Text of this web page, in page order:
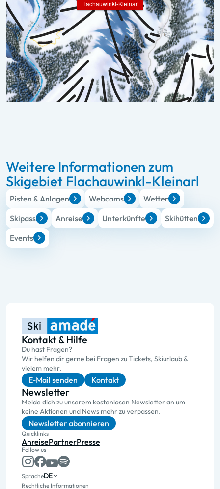
Weitere Informationen zum
Skigebiet Flachauwinkl-Kleinarl
Pisten & Anlagen Webcams
Wetter
Skipass
Anreise Unterkünfte
Skihütten
Events
Kontakt & Hilfe
Du hast Fragen?
Wir helfen dir gerne bei Fragen zu Tickets, Skiurlaub &
vielem mehr.
E-Mail senden Kontakt
Newsletter
Melde dich zu unserem kostenlosen Newsletter an um
keine Aktionen und News mehr zu verpassen.
Newsletter abonnieren
Quicklinks
AnreisePartnerPresse
Follow us
SpracheDE
Rechtliche Informationen